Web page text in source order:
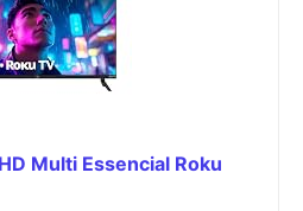
Multi Essencial Roku